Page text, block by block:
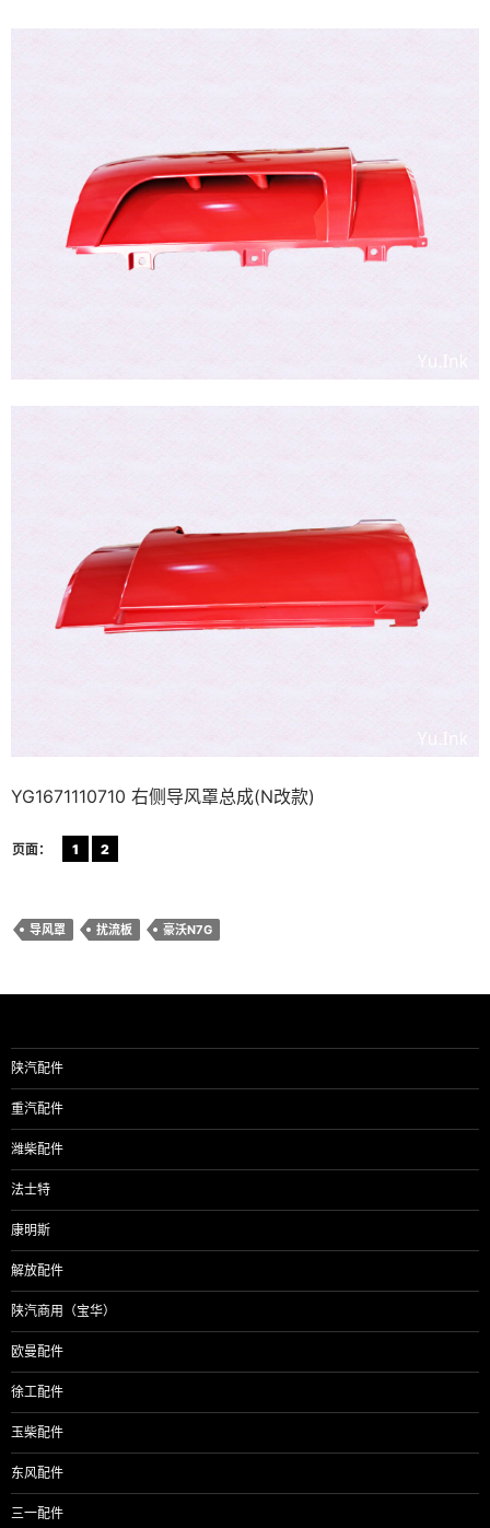
YG1671110710 右侧导风罩总成(N改款)
页面： 1 2
导风罩 扰流板 豪沃N7G
陕汽配件
重汽配件
潍柴配件
法士特
康明斯
解放配件
陕汽商用（宝华）
欧曼配件
徐工配件
玉柴配件
东风配件
三一配件